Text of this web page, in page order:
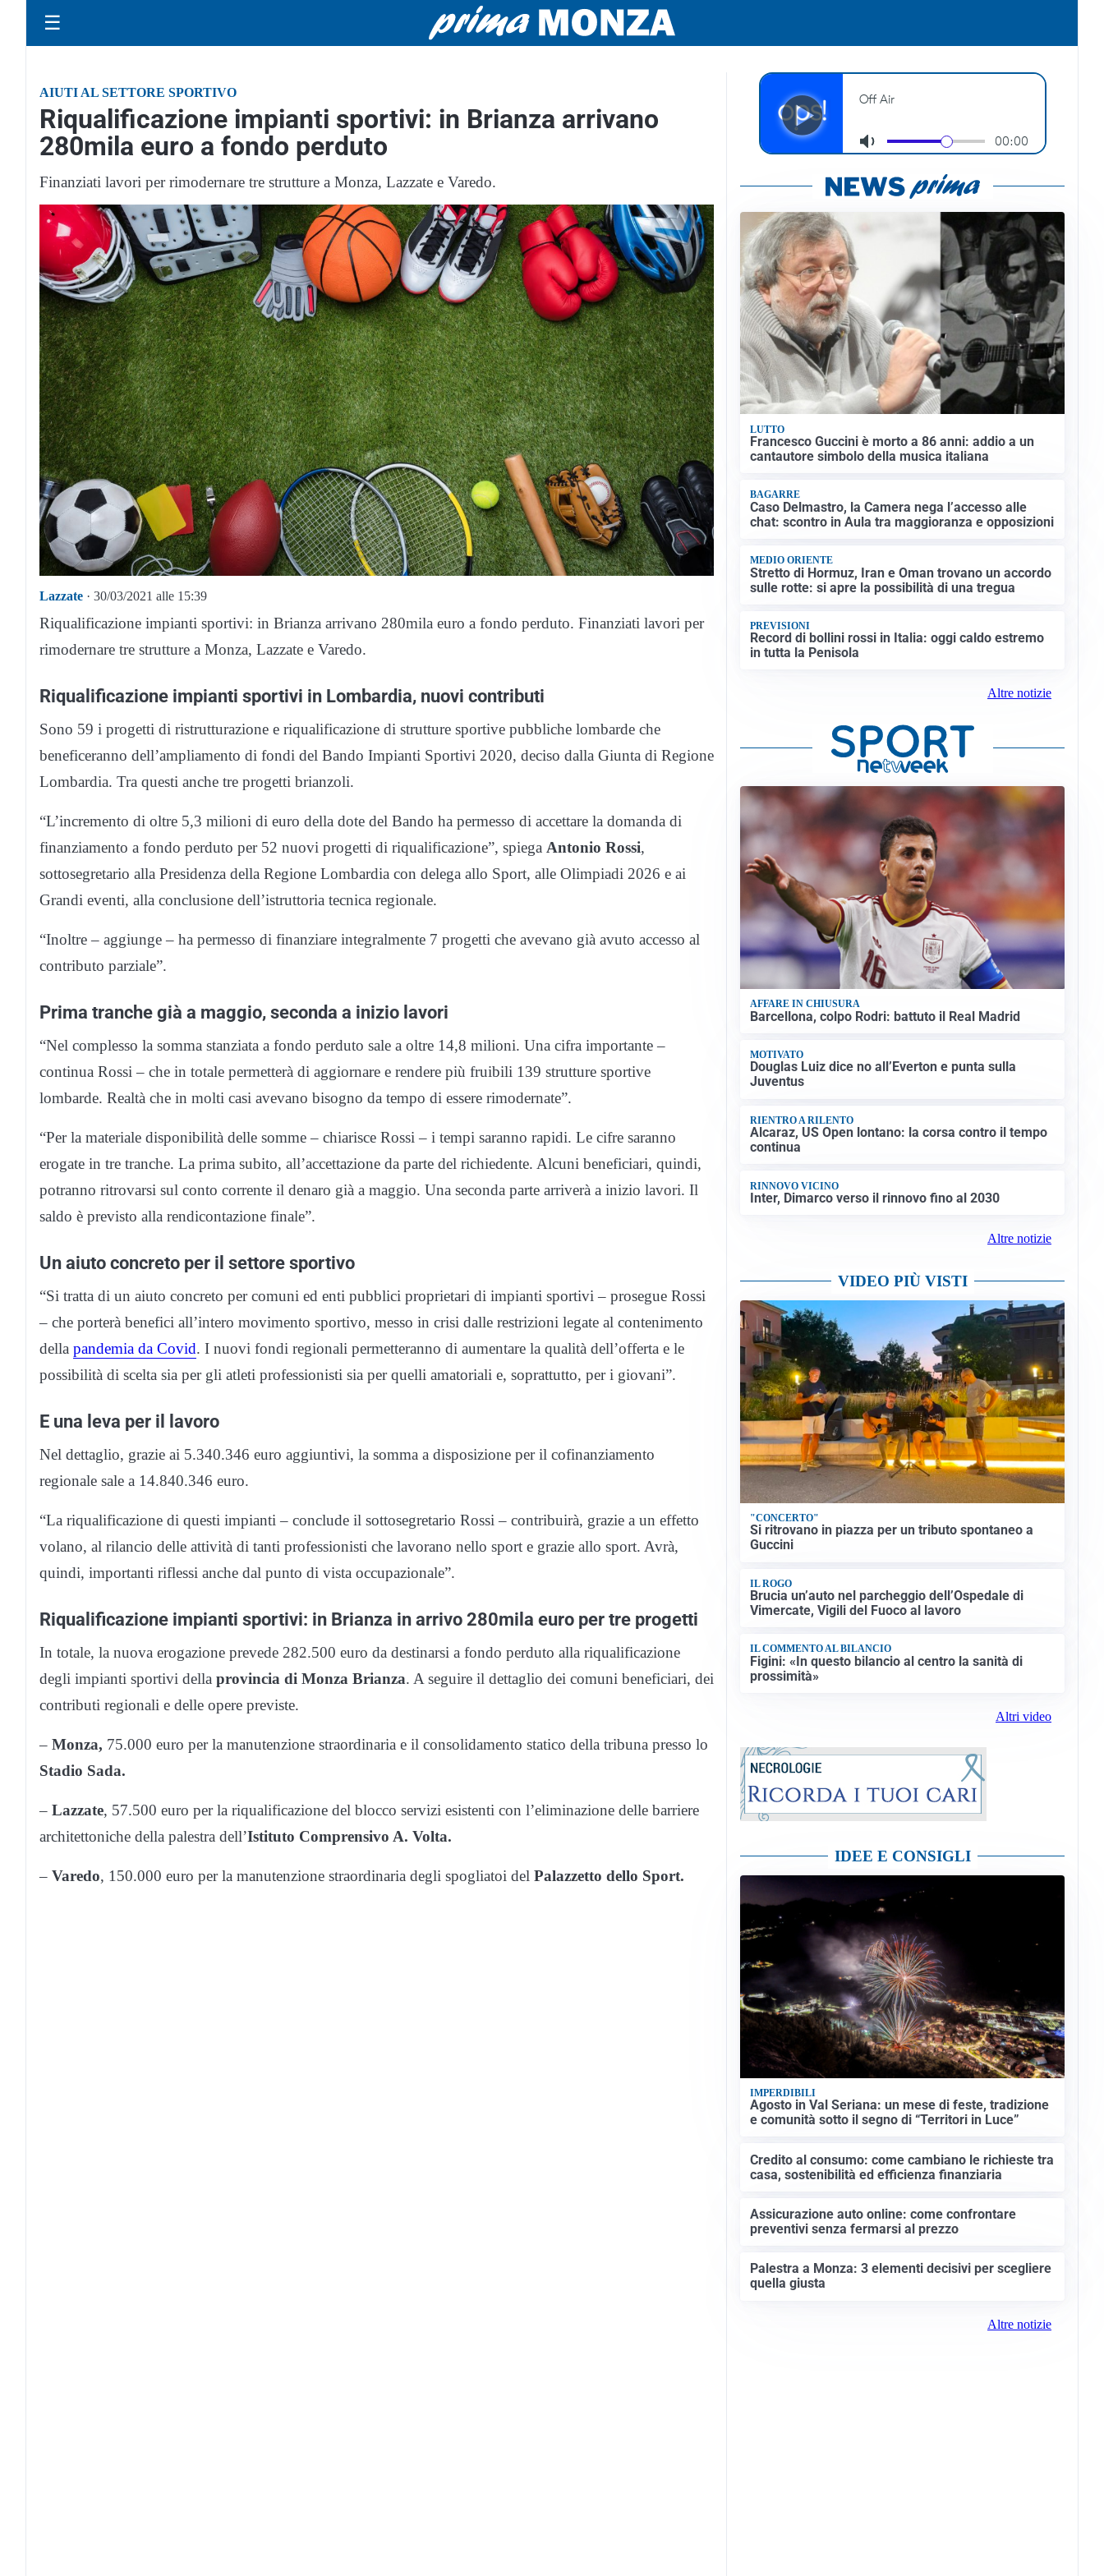
☰
AIUTI AL SETTORE SPORTIVO
Riqualificazione impianti sportivi: in Brianza arrivano
280mila euro a fondo perduto
Finanziati lavori per rimodernare tre strutture a Monza, Lazzate e Varedo.
Lazzate · 30/03/2021 alle 15:39
Riqualificazione impianti sportivi: in Brianza arrivano 280mila euro a fondo perduto. Finanziati lavori per
rimodernare tre strutture a Monza, Lazzate e Varedo.
Riqualificazione impianti sportivi in Lombardia, nuovi contributi
Sono 59 i progetti di ristrutturazione e riqualificazione di strutture sportive pubbliche lombarde che
beneficeranno dell’ampliamento di fondi del Bando Impianti Sportivi 2020, deciso dalla Giunta di Regione
Lombardia. Tra questi anche tre progetti brianzoli.
“L’incremento di oltre 5,3 milioni di euro della dote del Bando ha permesso di accettare la domanda di
finanziamento a fondo perduto per 52 nuovi progetti di riqualificazione”, spiega Antonio Rossi,
sottosegretario alla Presidenza della Regione Lombardia con delega allo Sport, alle Olimpiadi 2026 e ai
Grandi eventi, alla conclusione dell’istruttoria tecnica regionale.
“Inoltre – aggiunge – ha permesso di finanziare integralmente 7 progetti che avevano già avuto accesso al
contributo parziale”.
Prima tranche già a maggio, seconda a inizio lavori
“Nel complesso la somma stanziata a fondo perduto sale a oltre 14,8 milioni. Una cifra importante –
continua Rossi – che in totale permetterà di aggiornare e rendere più fruibili 139 strutture sportive
lombarde. Realtà che in molti casi avevano bisogno da tempo di essere rimodernate”.
“Per la materiale disponibilità delle somme – chiarisce Rossi – i tempi saranno rapidi. Le cifre saranno
erogate in tre tranche. La prima subito, all’accettazione da parte del richiedente. Alcuni beneficiari, quindi,
potranno ritrovarsi sul conto corrente il denaro già a maggio. Una seconda parte arriverà a inizio lavori. Il
saldo è previsto alla rendicontazione finale”.
Un aiuto concreto per il settore sportivo
“Si tratta di un aiuto concreto per comuni ed enti pubblici proprietari di impianti sportivi – prosegue Rossi
– che porterà benefici all’intero movimento sportivo, messo in crisi dalle restrizioni legate al contenimento
della pandemia da Covid. I nuovi fondi regionali permetteranno di aumentare la qualità dell’offerta e le
possibilità di scelta sia per gli atleti professionisti sia per quelli amatoriali e, soprattutto, per i giovani”.
E una leva per il lavoro
Nel dettaglio, grazie ai 5.340.346 euro aggiuntivi, la somma a disposizione per il cofinanziamento
regionale sale a 14.840.346 euro.
“La riqualificazione di questi impianti – conclude il sottosegretario Rossi – contribuirà, grazie a un effetto
volano, al rilancio delle attività di tanti professionisti che lavorano nello sport e grazie allo sport. Avrà,
quindi, importanti riflessi anche dal punto di vista occupazionale”.
Riqualificazione impianti sportivi: in Brianza in arrivo 280mila euro per tre progetti
In totale, la nuova erogazione prevede 282.500 euro da destinarsi a fondo perduto alla riqualificazione
degli impianti sportivi della provincia di Monza Brianza. A seguire il dettaglio dei comuni beneficiari, dei
contributi regionali e delle opere previste.
– Monza, 75.000 euro per la manutenzione straordinaria e il consolidamento statico della tribuna presso lo
Stadio Sada.
– Lazzate, 57.500 euro per la riqualificazione del blocco servizi esistenti con l’eliminazione delle barriere
architettoniche della palestra dell’Istituto Comprensivo A. Volta.
– Varedo, 150.000 euro per la manutenzione straordinaria degli spogliatoi del Palazzetto dello Sport.
LUTTO
Francesco Guccini è morto a 86 anni: addio a un
cantautore simbolo della musica italiana
BAGARRE
Caso Delmastro, la Camera nega l’accesso alle
chat: scontro in Aula tra maggioranza e opposizioni
MEDIO ORIENTE
Stretto di Hormuz, Iran e Oman trovano un accordo
sulle rotte: si apre la possibilità di una tregua
PREVISIONI
Record di bollini rossi in Italia: oggi caldo estremo
in tutta la Penisola
Altre notizie
AFFARE IN CHIUSURA
Barcellona, colpo Rodri: battuto il Real Madrid
MOTIVATO
Douglas Luiz dice no all’Everton e punta sulla
Juventus
RIENTRO A RILENTO
Alcaraz, US Open lontano: la corsa contro il tempo
continua
RINNOVO VICINO
Inter, Dimarco verso il rinnovo fino al 2030
Altre notizie
VIDEO PIÙ VISTI
"CONCERTO"
Si ritrovano in piazza per un tributo spontaneo a
Guccini
IL ROGO
Brucia un’auto nel parcheggio dell’Ospedale di
Vimercate, Vigili del Fuoco al lavoro
IL COMMENTO AL BILANCIO
Figini: «In questo bilancio al centro la sanità di
prossimità»
Altri video
IDEE E CONSIGLI
IMPERDIBILI
Agosto in Val Seriana: un mese di feste, tradizione
e comunità sotto il segno di “Territori in Luce”
Credito al consumo: come cambiano le richieste tra
casa, sostenibilità ed efficienza finanziaria
Assicurazione auto online: come confrontare
preventivi senza fermarsi al prezzo
Palestra a Monza: 3 elementi decisivi per scegliere
quella giusta
Altre notizie